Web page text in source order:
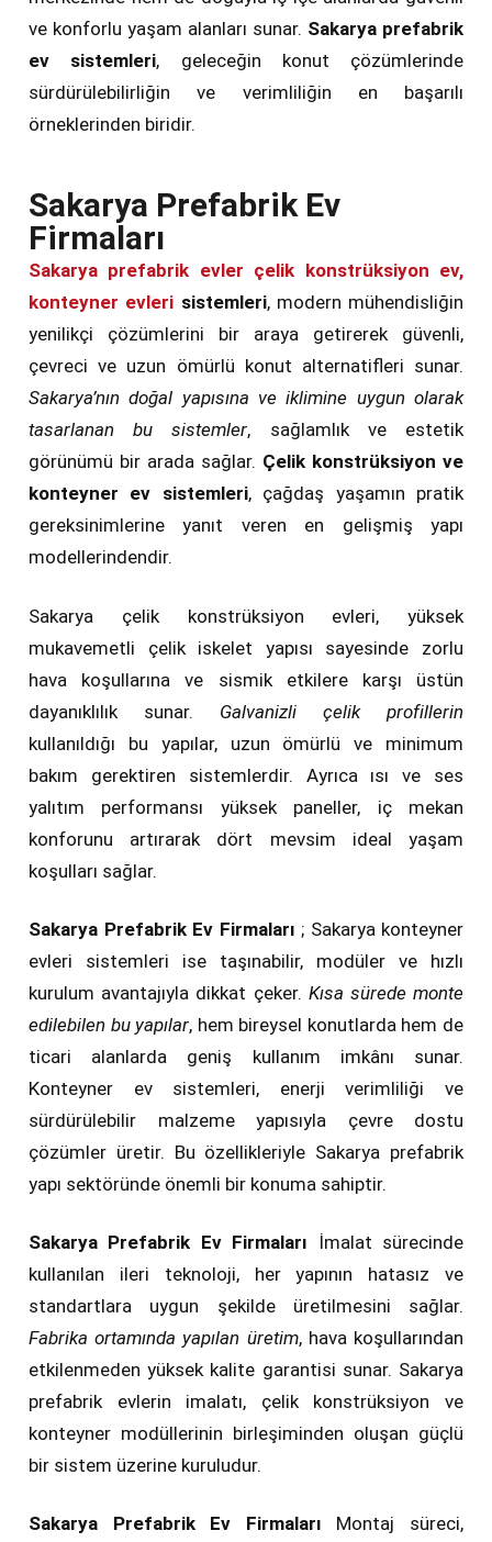
ve konforlu yaşam alanları sunar. Sakarya prefabrik
ev sistemleri, geleceğin konut çözümlerinde
sürdürülebilirliğin ve verimliliğin en başarılı
örneklerinden biridir.
Sakarya Prefabrik Ev
Firmaları
Sakarya prefabrik evler çelik konstrüksiyon ev,
konteyner evleri sistemleri, modern mühendisliğin
yenilikçi çözümlerini bir araya getirerek güvenli,
çevreci ve uzun ömürlü konut alternatifleri sunar.
Sakarya’nın doğal yapısına ve iklimine uygun olarak
tasarlanan bu sistemler, sağlamlık ve estetik
görünümü bir arada sağlar. Çelik konstrüksiyon ve
konteyner ev sistemleri, çağdaş yaşamın pratik
gereksinimlerine yanıt veren en gelişmiş yapı
modellerindendir.
Sakarya çelik konstrüksiyon evleri, yüksek
mukavemetli çelik iskelet yapısı sayesinde zorlu
hava koşullarına ve sismik etkilere karşı üstün
dayanıklılık sunar. Galvanizli çelik profillerin
kullanıldığı bu yapılar, uzun ömürlü ve minimum
bakım gerektiren sistemlerdir. Ayrıca ısı ve ses
yalıtım performansı yüksek paneller, iç mekan
konforunu artırarak dört mevsim ideal yaşam
koşulları sağlar.
Sakarya Prefabrik Ev Firmaları ; Sakarya konteyner
evleri sistemleri ise taşınabilir, modüler ve hızlı
kurulum avantajıyla dikkat çeker. Kısa sürede monte
edilebilen bu yapılar, hem bireysel konutlarda hem de
ticari alanlarda geniş kullanım imkânı sunar.
Konteyner ev sistemleri, enerji verimliliği ve
sürdürülebilir malzeme yapısıyla çevre dostu
çözümler üretir. Bu özellikleriyle Sakarya prefabrik
yapı sektöründe önemli bir konuma sahiptir.
Sakarya Prefabrik Ev Firmaları İmalat sürecinde
kullanılan ileri teknoloji, her yapının hatasız ve
standartlara uygun şekilde üretilmesini sağlar.
Fabrika ortamında yapılan üretim, hava koşullarından
etkilenmeden yüksek kalite garantisi sunar. Sakarya
prefabrik evlerin imalatı, çelik konstrüksiyon ve
konteyner modüllerinin birleşiminden oluşan güçlü
bir sistem üzerine kuruludur.
Sakarya Prefabrik Ev Firmaları Montaj süreci,